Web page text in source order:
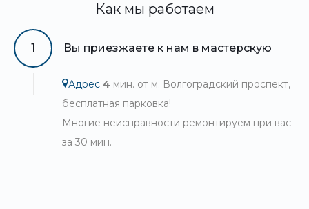
Как мы работаем
1 Вы приезжаете к нам в мастерскую
Адрес 4 мин. от м. Волгоградский проспект,
бесплатная парковка!
Многие неисправности ремонтируем при вас
за 30 мин.